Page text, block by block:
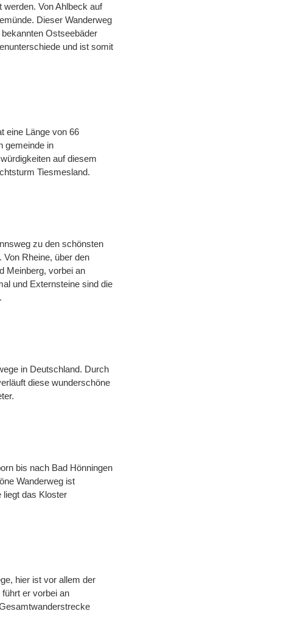
Von Ahlbeck auf
Dieser Wanderweg
Ostseebäder
und ist somit
eine Länge von 66
gemeinde in
auf diesem
Tiesmesland.
zu den schönsten
Rheine, über den
Meinberg, vorbei an
und Externsteine sind die
in Deutschland. Durch
diese wunderschöne
bis nach Bad Hönningen
Wanderweg ist
liegt das Kloster
hier ist vor allem der
er vorbei an